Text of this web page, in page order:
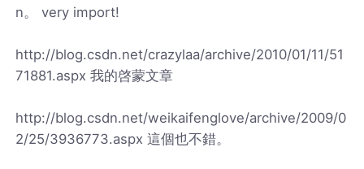
n。 very import!
http://blog.csdn.net/crazylaa/archive/2010/01/11/51
71881.aspx 我的啓蒙文章
http://blog.csdn.net/weikaifenglove/archive/2009/0
2/25/3936773.aspx 這個也不錯。